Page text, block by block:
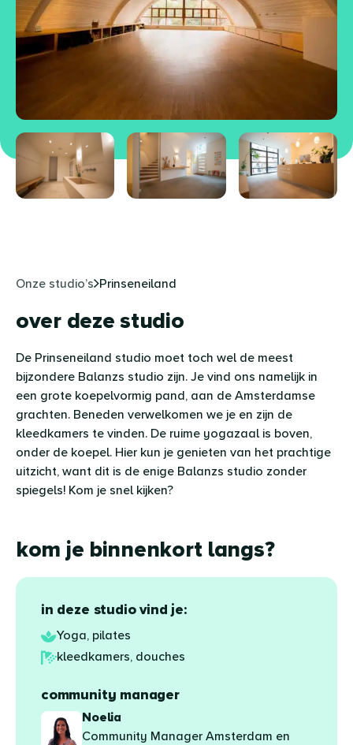
Onze studio’s Prinseneiland
over deze studio
De Prinseneiland studio moet toch wel de meest
bijzondere Balanzs studio zijn. Je vind ons namelijk in
een grote koepelvormig pand, aan de Amsterdamse
grachten. Beneden verwelkomen we je en zijn de
kleedkamers te vinden. De ruime yogazaal is boven,
onder de koepel. Hier kun je genieten van het prachtige
uitzicht, want dit is de enige Balanzs studio zonder
spiegels! Kom je snel kijken?
kom je binnenkort langs?
in deze studio vind je:
Yoga, pilates
kleedkamers, douches
community manager
Noelia
Community Manager Amsterdam en